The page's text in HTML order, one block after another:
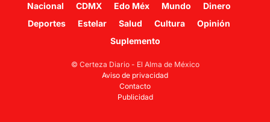
Nacional CDMX Edo Méx Mundo
Dinero
Deportes
Estelar Salud Cultura
Opinión
Suplemento
© Certeza Diario - El Alma de México
Aviso de privacidad
Contacto
Publicidad